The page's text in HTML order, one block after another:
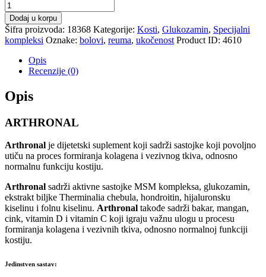
Dodaj u korpu
Šifra proizvoda: 18368 Kategorije: Kosti, Glukozamin, Specijalni
kompleksi Oznake: bolovi, reuma, ukočenost Product ID: 4610
Opis
Recenzije (0)
Opis
ARTHRONAL
Arthronal je dijetetski suplement koji sadrži sastojke koji povoljno
utiču na proces formiranja kolagena i vezivnog tkiva, odnosno
normalnu funkciju kostiju.
Arthronal sadrži aktivne sastojke MSM kompleksa, glukozamin,
ekstrakt biljke Therminalia chebula, hondroitin, hijaluronsku
kiselinu i folnu kiselinu. Arthronal takođe sadrži bakar, mangan,
cink, vitamin D i vitamin C koji igraju važnu ulogu u procesu
formiranja kolagena i vezivnih tkiva, odnosno normalnoj funkciji
kostiju.
Jedinstven sastav: